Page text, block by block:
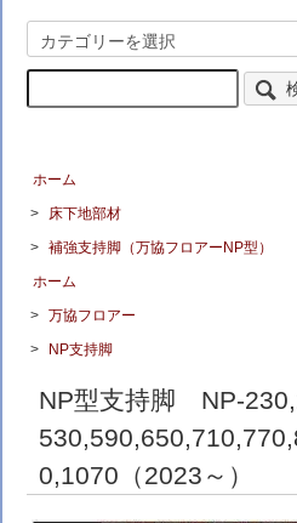
ホーム
>
床下地部材
> 補強支持脚（万協フロアーNP型）
ホーム
> 万協フロアー
>
NP支持脚
NP型支持脚 NP-
0,1070（2023～）